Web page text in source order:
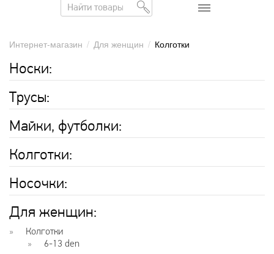
Интернет-магазин / Для женщин / Колготки
Носки:
Трусы:
Майки, футболки:
Колготки:
Носочки:
Для женщин:
Колготки
6-13 den